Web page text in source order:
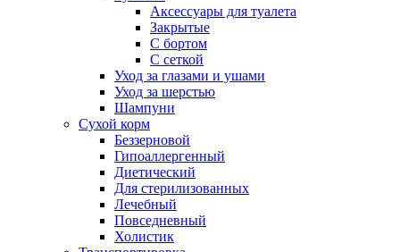
Аксессуары для туалета
Закрытые
С бортом
С сеткой
Уход за глазами и ушами
Уход за шерстью
Шампуни
Сухой корм
Беззерновой
Гипоаллергенный
Диетический
Для стерилизованных
Лечебный
Повседневный
Холистик